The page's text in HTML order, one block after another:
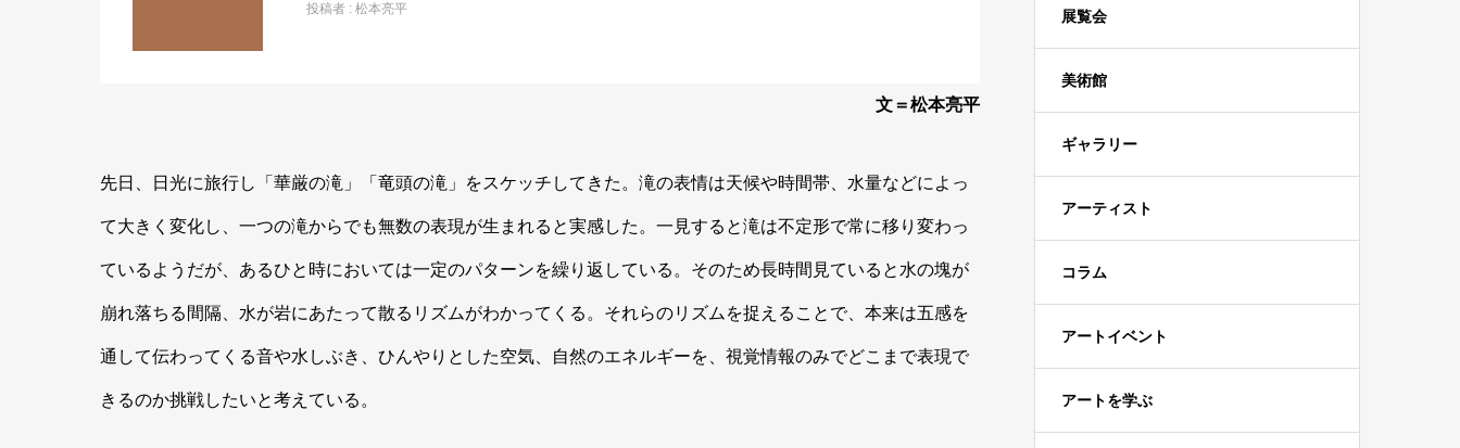
投稿者 : 松本亮平
文＝松本亮平
先日、日光に旅行し「華厳の滝」「竜頭の滝」をスケッチしてきた。滝の表情は天候や時間帯、水量などによっ
て大きく変化し、一つの滝からでも無数の表現が生まれると実感した。一見すると滝は不定形で常に移り変わっ
ているようだが、あるひと時においては一定のパターンを繰り返している。そのため長時間見ていると水の塊が
崩れ落ちる間隔、水が岩にあたって散るリズムがわかってくる。それらのリズムを捉えることで、本来は五感を
通して伝わってくる音や水しぶき、ひんやりとした空気、自然のエネルギーを、視覚情報のみでどこまで表現で
きるのか挑戦したいと考えている。
展覧会
美術館
ギャラリー
アーティスト
コラム
アートイベント
アートを学ぶ